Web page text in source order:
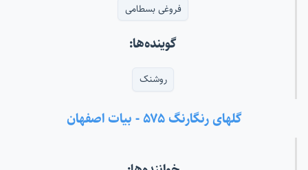
فروغی بسطامی
گوینده‌ها:
روشنک
گلهای رنگارنگ ۵۷۵ - بیات اصفهان